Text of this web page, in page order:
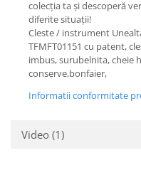
colecția ta și descoperă
diferite situații!
Cleste / instrument
TFMFT01151 cu patent,
imbus, surubelnita, cheie
conserve,bonfaier,
Informatii conformitate
Video (1)